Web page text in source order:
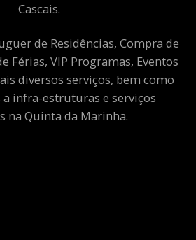
Cascais.
de Residências, Compra de
Férias, VIP Programas, Eventos
diversos serviços, bem como
a infra-estruturas e serviços
na Quinta da Marinha.